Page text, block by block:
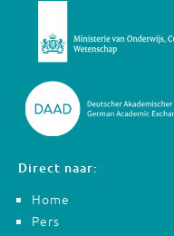
Direct naar:
Home
Pers